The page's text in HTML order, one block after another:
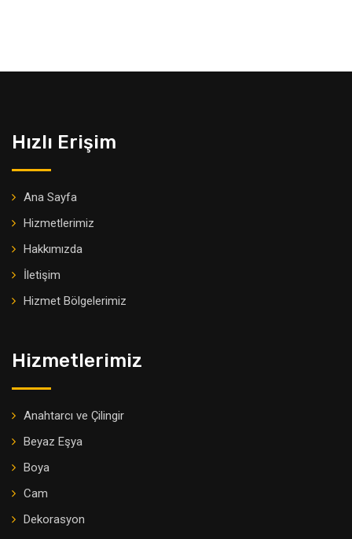
Hızlı Erişim
Ana Sayfa
Hizmetlerimiz
Hakkımızda
İletişim
Hizmet Bölgelerimiz
Hizmetlerimiz
Anahtarcı ve Çilingir
Beyaz Eşya
Boya
Cam
Dekorasyon